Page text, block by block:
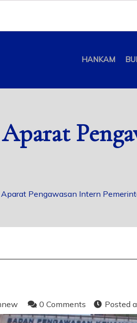
HANKAM
Pengawasan Intern
0 Comments Posted